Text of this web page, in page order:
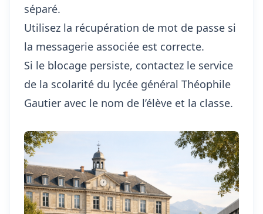
séparé.
Utilisez la récupération de mot de passe si
la messagerie associée est correcte.
Si le blocage persiste, contactez le service
de la scolarité du lycée général Théophile
Gautier avec le nom de l’élève et la classe.